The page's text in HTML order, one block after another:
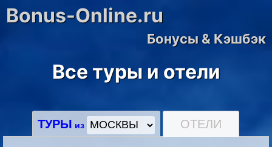
Bonus-Online.ru
Бонусы & Кэшбэк
Все туры и отели
ТУРЫ из ОТЕЛИ